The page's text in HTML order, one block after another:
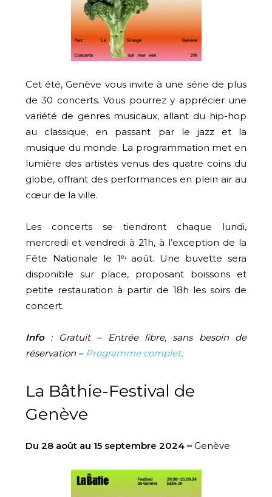
Cet été, Genève vous invite à une série de plus
de 30 concerts. Vous pourrez y apprécier une
variété de genres musicaux, allant du hip-hop
au classique, en passant par le jazz et la
musique du monde. La programmation met en
lumière des artistes venus des quatre coins du
globe, offrant des performances en plein air au
cœur de la ville.
Les concerts se tiendront chaque lundi,
mercredi et vendredi à 21h, à l’exception de la
Fête Nationale le 1ᵉʳ août. Une buvette sera
disponible sur place, proposant boissons et
petite restauration à partir de 18h les soirs de
concert.
Info: Gratuit – Entrée libre, sans besoin de
réservation – Programme complet.
La Bâthie-Festival de
Genève
Du 28 août au 15 septembre 2024 – Genève